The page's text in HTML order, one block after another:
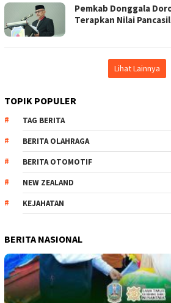
Pemkab Donggala
Terapkan Nilai
Lihat Lainnya
TOPIK POPULER
TAG BERITA
BERITA OLAHRAGA
BERITA OTOMOTIF
NEW ZEALAND
KEJAHATAN
BERITA NASIONAL